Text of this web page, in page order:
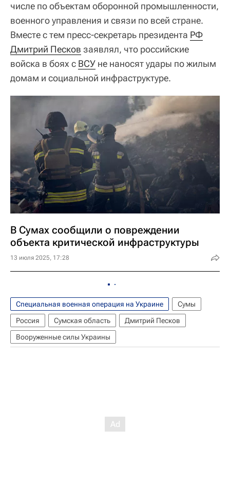
числе по объектам оборонной промышленности,
военного управления и связи по всей стране.
Вместе с тем пресс-секретарь президента РФ
Дмитрий Песков заявлял, что российские
войска в боях с ВСУ не наносят удары по жилым
домам и социальной инфраструктуре.
В Сумах сообщили о повреждении
объекта критической инфраструктуры
13 июля 2025, 17:28
Специальная военная операция на Украине
Сумы
Россия
Сумская область
Дмитрий Песков
Вооруженные силы Украины